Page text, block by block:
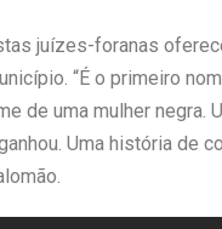
juízes-foranas
“É o primeiro
de uma mulher negra.
Uma história de